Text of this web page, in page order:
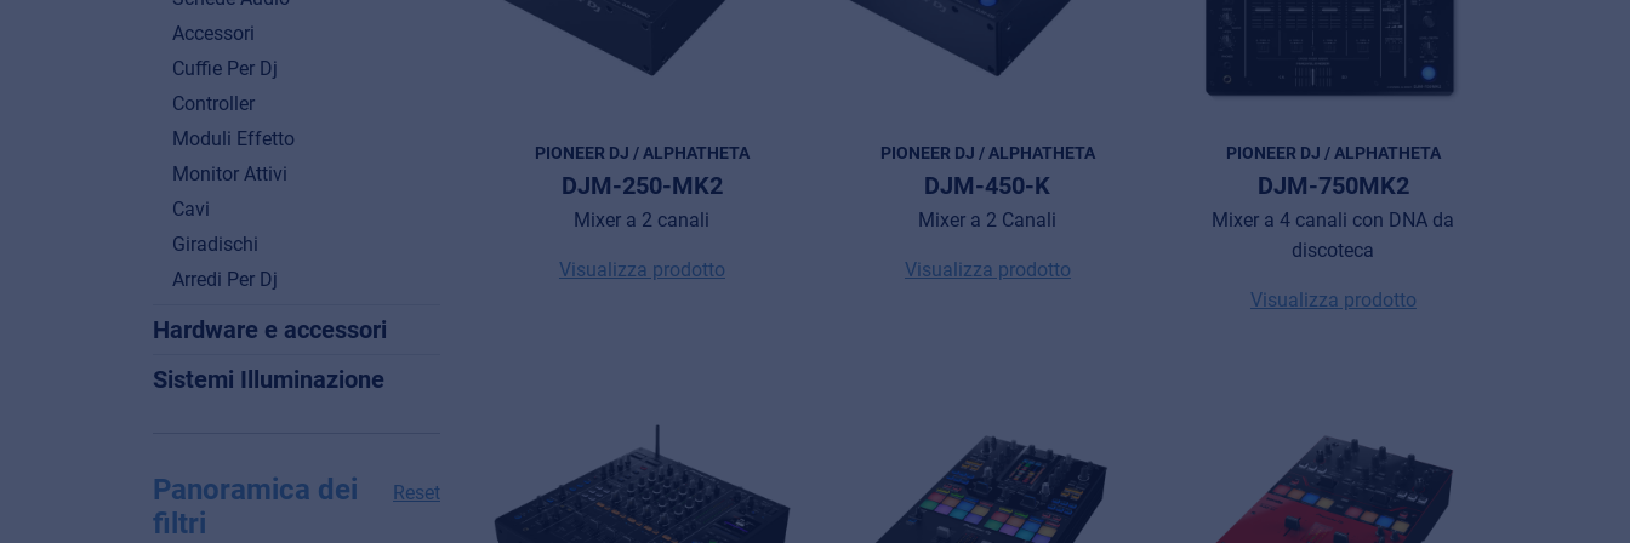
Accessori
Cuffie Per Dj
Controller
Moduli Effetto
Monitor Attivi
Cavi
Giradischi
Arredi Per Dj
Hardware e accessori
Sistemi Illuminazione
Panoramica dei
filtri
Reset
PIONEER DJ / ALPHATHETA
DJM-250-MK2
Mixer a 2 canali
Visualizza prodotto
PIONEER DJ / ALPHATHETA
DJM-450-K
Mixer a 2 Canali
Visualizza prodotto
PIONEER DJ / ALPHATHETA
DJM-750MK2
Mixer a 4 canali con DNA da
discoteca
Visualizza prodotto